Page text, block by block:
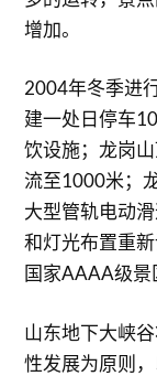
增加。
2004年冬季进
建一处日停车
饮设施；龙岗
流至1000米；
大型管轨电动
和灯光布置重
国家AAAA级景
山东地下大峡
性发展为原则